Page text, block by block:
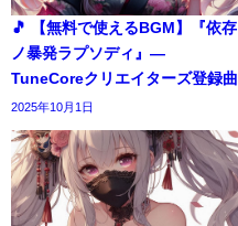
🎵 【無料で使えるBGM】『依存
ノ暴発ラプソディ』―
TuneCoreクリエイターズ登録曲
2025年10月1日